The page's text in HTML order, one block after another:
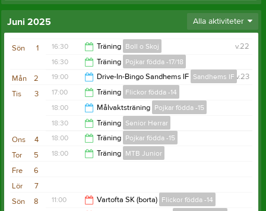
Juni 2025 Alla aktiviteter
1
Sön v.22
16:30 Träning Boll o Skoj
17:15
16:30 Träning Pojkar födda -17/18
17:30
2
Mån v.23
19:00 Drive-In-Bingo Sandhems IF Sandhems IF
22:00
3
Tis 17:00 Träning Flickor födda -14
18:30
18:00 Målvaktsträning Pojkar födda -15
19:00
18:30 Träning Senior Herrar
20:00
4
Ons 18:00 Träning Pojkar födda -15
5
Tor 18:00 Träning MTB Junior
6
Fre
7
Lör
8
Sön 11:00 Vartofta SK (borta) Flickor födda -14